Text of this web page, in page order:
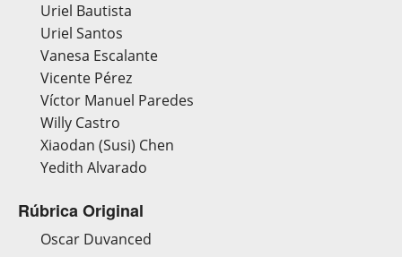
Uriel Bautista
Uriel Santos
Vanesa Escalante
Vicente Pérez
Víctor Manuel Paredes
Willy Castro
Xiaodan (Susi) Chen
Yedith Alvarado
Rúbrica Original
Oscar Duvanced